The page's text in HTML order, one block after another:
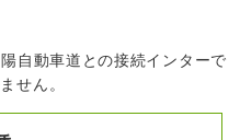
自動車道との接続インターで
せん。